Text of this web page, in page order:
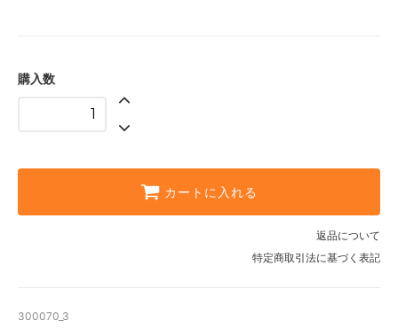
購入数
カートに入れる
返品について
特定商取引法に基づく表記
300070_3